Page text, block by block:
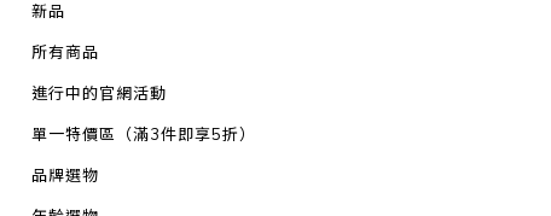
新品
所有商品
進行中的官網活動
單一特價區（滿3件即享5折）
品牌選物